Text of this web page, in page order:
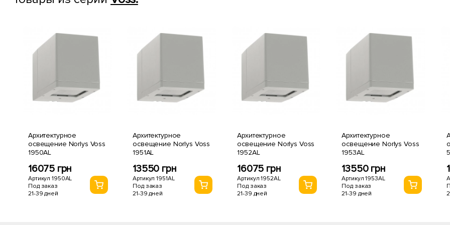
Архитектурное
освещение Norlys Voss
1950AL
16075 грн
Артикул 1950AL
Под заказ
21-39 дней
Архитектурное
освещение Norlys Voss
1951AL
13550 грн
Артикул 1951AL
Под заказ
21-39 дней
Архитектурное
освещение Norlys Voss
1952AL
16075 грн
Артикул 1952AL
Под заказ
21-39 дней
Архитектурное
освещение Norlys Voss
1953AL
13550 грн
Артикул 1953AL
Под заказ
21-39 дней